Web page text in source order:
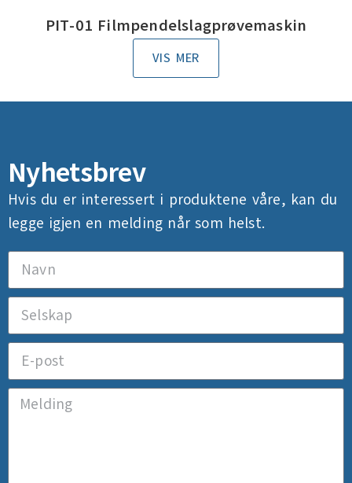
PIT-01 Filmpendelslagprøvemaskin
VIS MER
Nyhetsbrev
Hvis du er interessert i produktene våre, kan du
legge igjen en melding når som helst.